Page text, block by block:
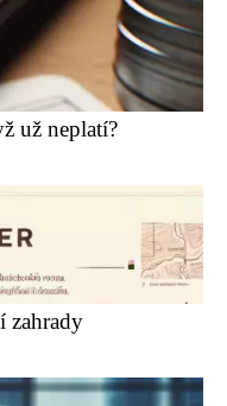
už neplatí?
zahrady